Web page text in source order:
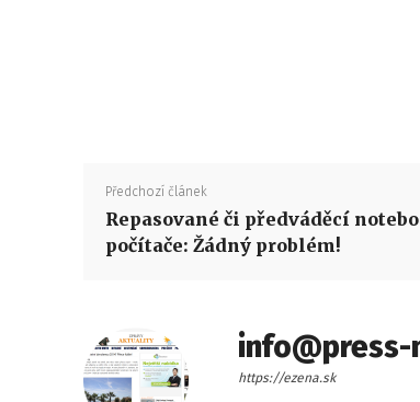
Předchozí článek
Repasované či předváděcí
počítače: Žádný problém!
info@press-
https://ezena.sk